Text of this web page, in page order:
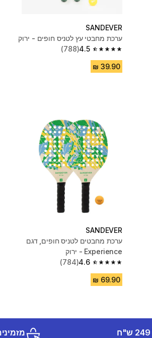
SANDEVER
ערכת מחבטי עץ לטניס חופים - ירוק
4.5
4.5 out of 5 stars from 788 reviews
(788)
SANDEVER
ערכת מחבטים לטניס חופים, דגם
Experience - ירוק
4.6
4.6 out of 5 stars from 784 reviews
(784)